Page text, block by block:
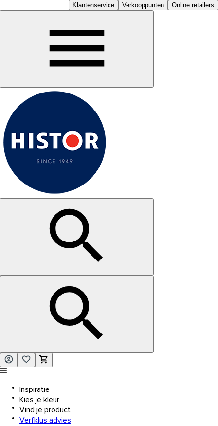
Klantenservice Verkooppunten Online retailers
Inspiratie
Kies je kleur
Vind je product
Verfklus advies